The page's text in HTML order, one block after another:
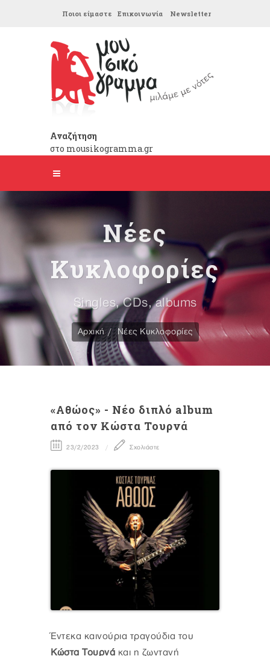
Ποιοι είμαστε Επικοινωνία Newsletter
Αναζήτηση
στο mousikogramma.gr
Νέες
Κυκλοφορίες
Singles, CDs, albums
Αρχική Νέες Κυκλοφορίες
«Αθώος» - Νέο διπλό album
από τον Κώστα Τουρνά
23/2/2023 Σχολιάστε
Έντεκα καινούρια τραγούδια του
Κώστα Τουρνά και η ζωντανή